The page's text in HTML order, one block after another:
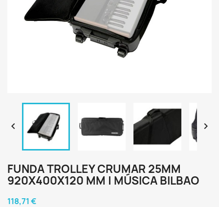
 
FUNDA TROLLEY CRUMAR 25MM
920X400X120 MM | MÚSICA BILBAO
118,71 €